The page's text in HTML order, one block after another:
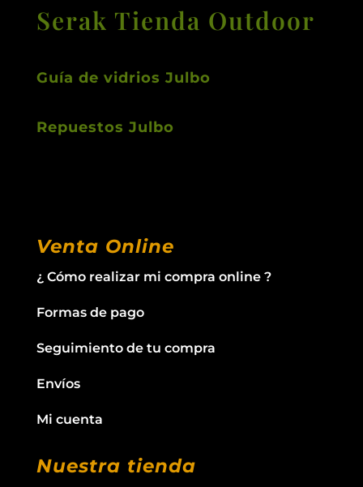
Serak Tienda Outdoor
Guía de vidrios Julbo
Repuestos Julbo
Venta Online
¿ Cómo realizar mi compra online ?
Formas de pago
Seguimiento de tu compra
Envíos
Mi cuenta
Nuestra tienda